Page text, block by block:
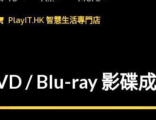
PlayIT.HK 智慧生活專門店
/ Blu-ray 影碟